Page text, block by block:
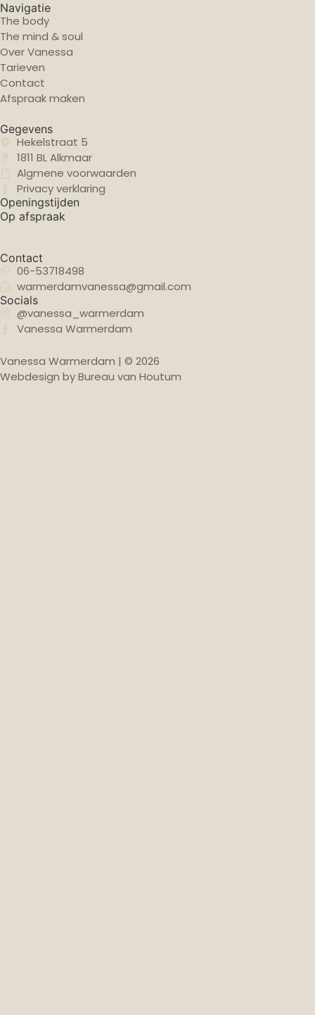
Navigatie
The body
The mind & soul
Over Vanessa
Tarieven
Contact
Afspraak maken
Gegevens
Hekelstraat 5
1811 BL Alkmaar
Algmene voorwaarden
Privacy verklaring
Openingstijden
Op afspraak
Contact
06-53718498
warmerdamvanessa@gmail.com
Socials
@vanessa_warmerdam
Vanessa Warmerdam
Vanessa Warmerdam | © 2026
Webdesign by Bureau van Houtum